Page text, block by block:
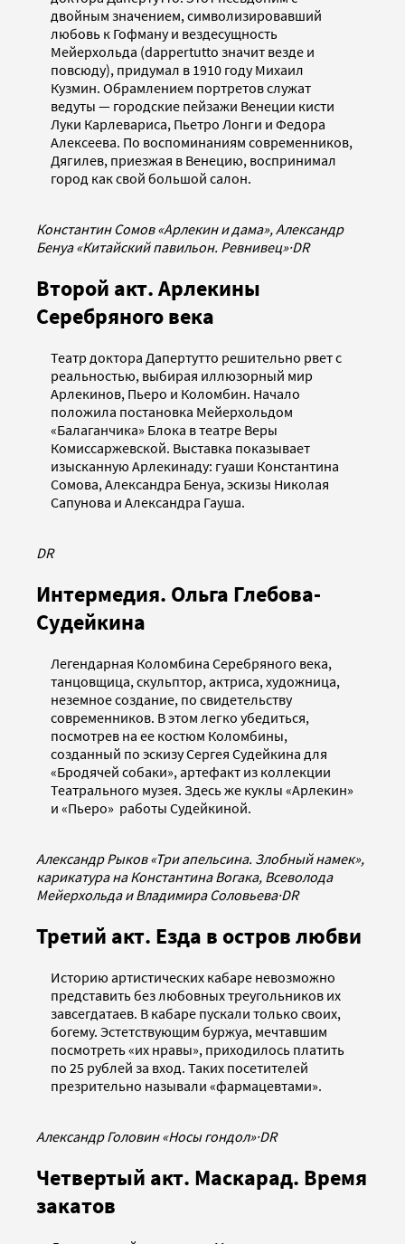
двойным значением, символизировавший
любовь к Гофману и вездесущность
Мейерхольда (dappertuttо значит везде и
повсюду), придумал в 1910 году Михаил
Кузмин. Обрамлением портретов служат
ведуты — городские пейзажи Венеции кисти
Луки Карлевариса, Пьетро Лонги и Федора
Алексеева. По воспоминаниям современников,
Дягилев, приезжая в Венецию, воспринимал
город как свой большой салон.
Константин Сомов «Арлекин и дама», Александр
Бенуа «Китайский павильон. Ревнивец»·DR
Второй акт. Арлекины
Серебряного века
Театр доктора Дапертутто решительно рвет с
реальностью, выбирая иллюзорный мир
Арлекинов, Пьеро и Коломбин. Начало
положила постановка Мейерхольдом
«Балаганчика» Блока в театре Веры
Комиссаржевской. Выставка показывает
изысканную Арлекинаду: гуаши Константина
Сомова, Александра Бенуа, эскизы Николая
Сапунова и Александра Гауша.
DR
Интермедия. Ольга Глебова-
Судейкина
Легендарная Коломбина Серебряного века,
танцовщица, скульптор, актриса, художница,
неземное создание, по свидетельству
современников. В этом легко убедиться,
посмотрев на ее костюм Коломбины,
созданный по эскизу Сергея Судейкина для
«Бродячей собаки», артефакт из коллекции
Театрального музея. Здесь же куклы «Арлекин»
и «Пьеро» работы Судейкиной.
Александр Рыков «Три апельсина. Злобный намек»,
карикатура на Константина Вогака, Всеволода
Мейерхольда и Владимира Соловьева·DR
Третий акт. Езда в остров любви
Историю артистических кабаре невозможно
представить без любовных треугольников их
завсегдатаев. В кабаре пускали только своих,
богему. Эстетствующим буржуа, мечтавшим
посмотреть «их нравы», приходилось платить
по 25 рублей за вход. Таких посетителей
презрительно называли «фармацевтами».
Александр Головин «Носы гондол»·DR
Четвертый акт. Маскарад. Время
закатов